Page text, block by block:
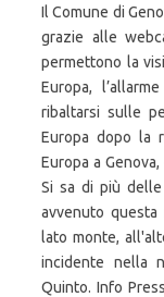
Il Comune di
grazie alle
permettono la
Europa,
ribaltarsi sulle
Europa dopo la
Europa a
Si sa di più
avvenuto
lato monte,
incidente nella
Quinto. Info